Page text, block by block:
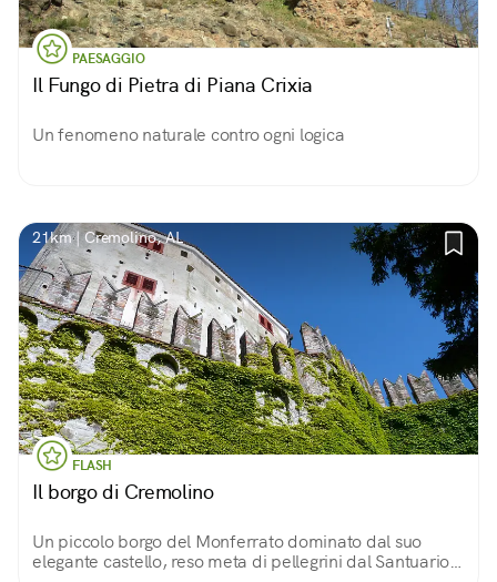
PAESAGGIO
Il Fungo di Pietra di Piana Crixia
Un fenomeno naturale contro ogni logica
21km | Cremolino, AL
FLASH
Il borgo di Cremolino
Un piccolo borgo del Monferrato dominato dal suo
elegante castello, reso meta di pellegrini dal Santuario